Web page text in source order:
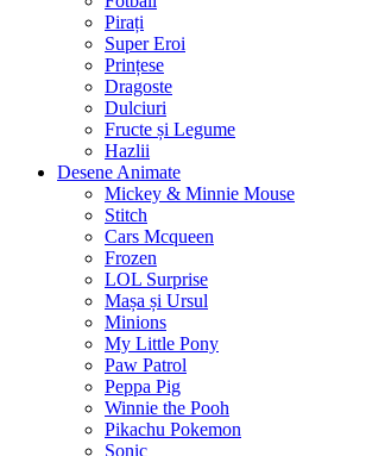
Pirați
Super Eroi
Prințese
Dragoste
Dulciuri
Fructe și Legume
Hazlii
Desene Animate
Mickey & Minnie Mouse
Stitch
Cars Mcqueen
Frozen
LOL Surprise
Mașa și Ursul
Minions
My Little Pony
Paw Patrol
Peppa Pig
Winnie the Pooh
Pikachu Pokemon
Sonic